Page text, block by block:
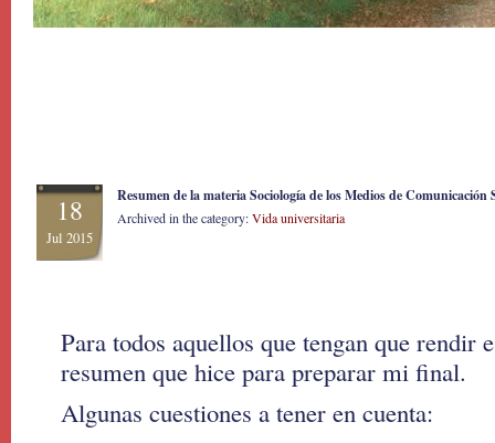
18
Jul 2015
Resumen de la materia Sociología de los Medios de Comunicación
Archived in the category:Vida universitaria
Para todos aquellos que tengan que rendir
resumen que hice para preparar mi final.
Algunas cuestiones a tener en cuenta: